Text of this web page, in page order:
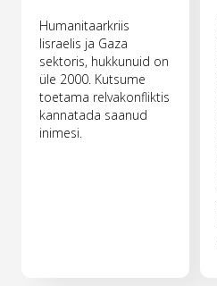
Humanitaarkriis
Iisraelis ja Gaza
sektoris, hukkunuid on
üle 2000. Kutsume
toetama relvakonfliktis
kannatada saanud
inimesi.